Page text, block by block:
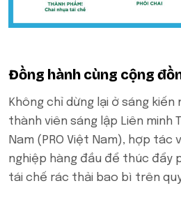
Đồng hành cùng cộng
Không chỉ dừng lại ở sáng kiến
thành viên sáng lập Liên minh
Nam (PRO Việt Nam), hợp tác
nghiệp hàng đầu để thúc đẩy
tái chế rác thải bao bì trên